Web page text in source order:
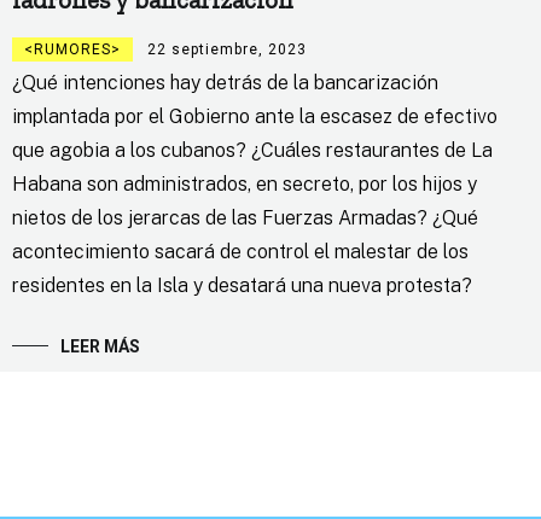
RUMORES 22 septiembre, 2023
¿Qué intenciones hay detrás de la bancarización
implantada por el Gobierno ante la escasez de efectivo
que agobia a los cubanos? ¿Cuáles restaurantes de La
Habana son administrados, en secreto, por los hijos y
nietos de los jerarcas de las Fuerzas Armadas? ¿Qué
acontecimiento sacará de control el malestar de los
residentes en la Isla y desatará una nueva protesta?
LEER MÁS